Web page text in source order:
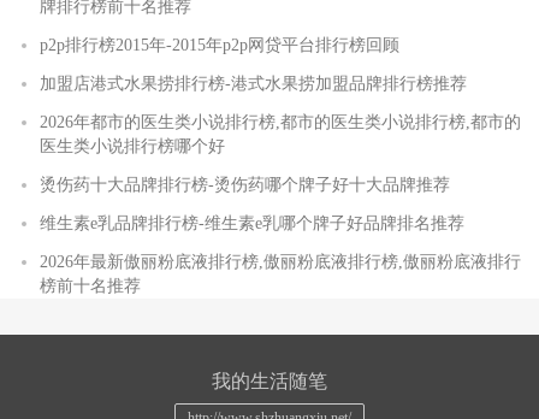
牌排行榜前十名推荐
p2p排行榜2015年-2015年p2p网贷平台排行榜回顾
加盟店港式水果捞排行榜-港式水果捞加盟品牌排行榜推荐
2026年都市的医生类小说排行榜,都市的医生类小说排行榜,都市的
医生类小说排行榜哪个好
烫伤药十大品牌排行榜-烫伤药哪个牌子好十大品牌推荐
维生素e乳品牌排行榜-维生素e乳哪个牌子好品牌排名推荐
2026年最新傲丽粉底液排行榜,傲丽粉底液排行榜,傲丽粉底液排行
榜前十名推荐
我的生活随笔